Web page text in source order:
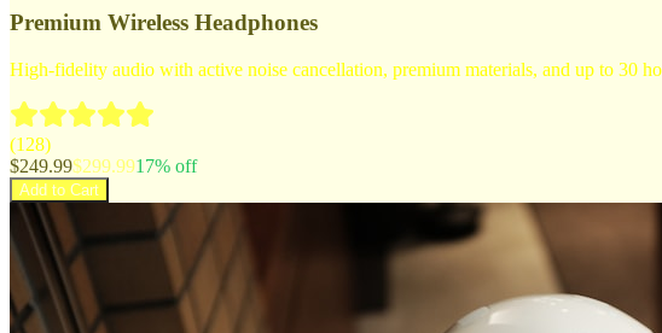
Premium Wireless Headphones
High-fidelity audio with active noise cancellation, premium materials, and up to 30
(128)
$249.99$299.9917% off
Add to Cart